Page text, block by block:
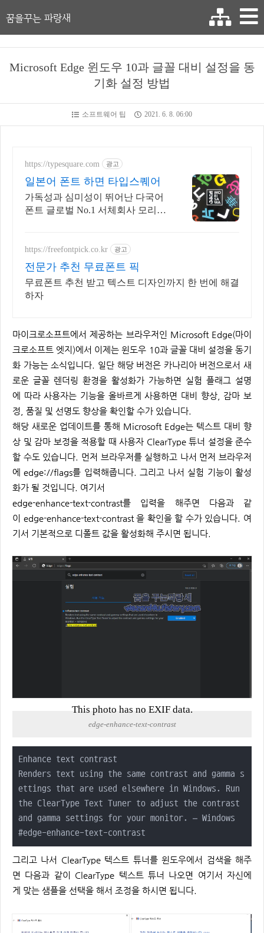
꿈을꾸는 파랑새
Microsoft Edge 윈도우 10과 글꼴 대비 설정을 동
기화 설정 방법
소프트웨어 팁 2021. 6. 8. 06:00
https://typesquare.com 광고
일본어 폰트 하면 타입스퀘어
가독성과 심미성이 뛰어난 다국어
폰트 글로벌 No.1 서체회사 모리사
https://freefontpick.co.kr 광고
전문가 추천 무료폰트 픽
무료폰트 추천 받고 텍스트 디자인까지 한 번에 해결
하자
마이크로소프트에서 제공하는 브라우저인 Microsoft Edge(마이
크로소프트 엣지)에서 이제는 윈도우 10과 글꼴 대비 설정을 동기
화 가능는 소식입니다. 일단 해당 버전은 카나리아 버전으로서 새
로운 글꼴 렌더링 환경을 활성화가 가능하면 실험 플래그 설명
에 따라 사용자는 기능을 올바르게 사용하면 대비 향상, 감마 보
정, 품질 및 선명도 향상을 확인할 수가 있습니다.
해당 새로운 업데이트를 통해 Microsoft Edge는 텍스트 대비 향
상 및 감마 보정을 적용할 때 사용자 ClearType 튜너 설정을 준수
할 수도 있습니다. 먼저 브라우저를 실행하고 나서 먼저 브라우저
에 edge://flags를 입력해줍니다. 그리고 나서 실험 기능이 활성
화가 될 것입니다. 여기서
edge-enhance-text-contrast를 입력을 해주면 다음과 같
이 edge-enhance-text-contrast 을 확인을 할 수가 있습니다. 여
기서 기본적으로 디폴트 값을 활성화해 주시면 됩니다.
This photo has no EXIF data.
edge-enhance-text-contrast
Enhance text contrast
Renders text using the same contrast and gamma s
ettings that are used elsewhere in Windows. Run
the ClearType Text Tuner to adjust the contrast
and gamma settings for your monitor. – Windows
#edge-enhance-text-contrast
그리고 나서 ClearType 텍스트 튜너를 윈도우에서 검색을 해주
면 다음과 같이 ClearType 텍스트 튜너 나오면 여기서 자신에
게 맞는 샘플을 선택을 해서 조정을 하시면 됩니다.